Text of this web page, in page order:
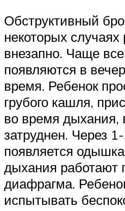
Обструктивный
некоторых случаях
внезапно. Чаще
появляются в
время. Ребенок
грубого кашля,
во время дыхания,
затруднен. Через
появляется
дыхания работают
диафрагма.
испытывать